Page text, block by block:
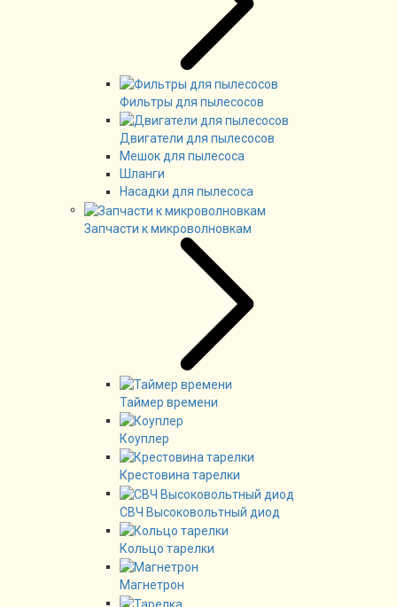
Фильтры для пылесосов
Двигатели для пылесосов
Мешок для пылесоса
Шланги
Насадки для пылесоса
Запчасти к микроволновкам
Таймер времени
Коуплер
Крестовина тарелки
СВЧ Высоковольтный диод
Кольцо тарелки
Магнетрон